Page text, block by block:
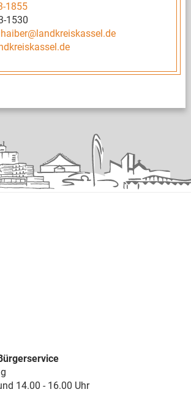
1855
1530
14.00 - 16.00 Uhr